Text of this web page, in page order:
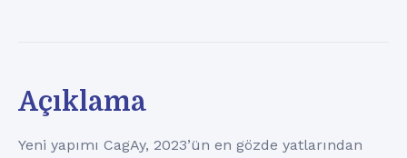
Açıklama
Yeni yapımı CagAy, 2023’ün en gözde yatlarından